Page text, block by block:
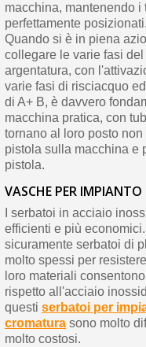
macchina, mantenendo i
perfettamente posizionati.
Quando si è in piena
collegare le varie fasi
argentatura, con
varie fasi di risciacquo
di A+ B, è davvero
macchina pratica, con
tornano al loro posto
pistola sulla macchina e
pistola.
VASCHE PER
I serbatoi in acciaio
efficienti e più
sicuramente serbatoi di
molto spessi per
loro materiali
rispetto all'acciaio
questi serbatoi per
cromaturasono molto
molto costosi.